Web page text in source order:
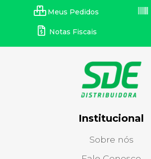
Meus Pedidos
Notas Fiscais
Institucional
Sobre nós